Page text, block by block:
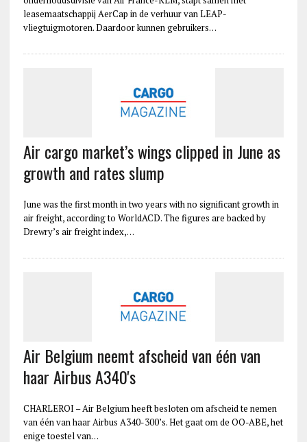
leasemaatschappij AerCap in de verhuur van LEAP-
vliegtuigmotoren. Daardoor kunnen gebruikers…
Air cargo market’s wings clipped in June as
growth and rates slump
June was the first month in two years with no significant growth in
air freight, according to WorldACD. The figures are backed by
Drewry’s air freight index,…
Air Belgium neemt afscheid van één van
haar Airbus A340's
CHARLEROI – Air Belgium heeft besloten om afscheid te nemen
van één van haar Airbus A340-300’s. Het gaat om de OO-ABE, het
enige toestel van…